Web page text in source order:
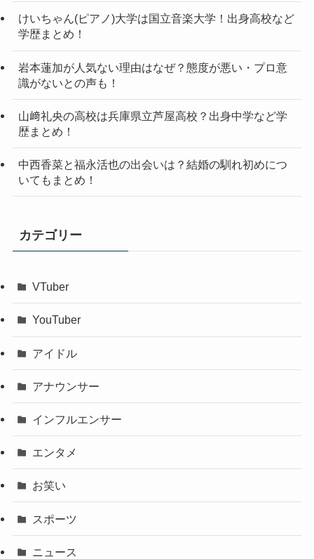
けいちゃん(ピアノ)大学は国立音楽大学！出身高校など
学歴まとめ！
岩本蓮加が人気ない理由はなぜ？態度が悪い・プロ意
識がないとの声も！
山﨑礼央の高校は兵庫県立芦屋高校？出身中学など学
歴まとめ！
中西香菜と福永活也の出会いは？結婚の馴れ初めにつ
いてもまとめ！
カテゴリー
VTuber
YouTuber
アイドル
アナウンサー
インフルエンサー
エンタメ
お笑い
スポーツ
ニュース